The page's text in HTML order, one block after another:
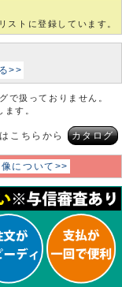
ストに登録しています。
>>
で扱っておりません。
ます。
こちらから カタログ
について>>